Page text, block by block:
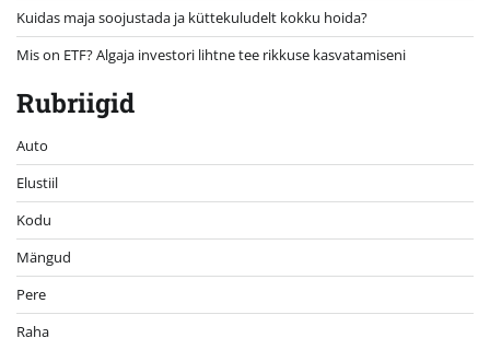
Kuidas maja soojustada ja küttekuludelt kokku hoida?
Mis on ETF? Algaja investori lihtne tee rikkuse kasvatamiseni
Rubriigid
Auto
Elustiil
Kodu
Mängud
Pere
Raha